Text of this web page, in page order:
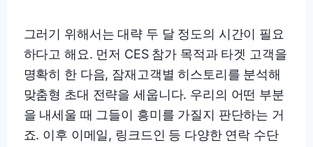
그러기 위해서는 대략 두 달 정도의 시간이 필요
하다고 해요. 먼저 CES 참가 목적과 타겟 고객을
명확히 한 다음, 잠재고객별 히스토리를 분석해
맞춤형 초대 전략을 세웁니다. 우리의 어떤 부분
을 내세울 때 그들이 흥미를 가질지 판단하는 거
죠. 이후 이메일, 링크드인 등 다양한 연락 수단